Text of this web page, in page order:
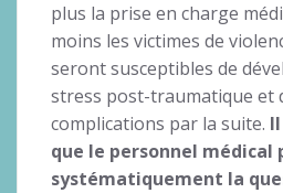
plus la prise en charge
moins les victimes de
seront susceptibles de
stress post-traumatique et
complications par la suite.
que le personnel médical
systématiquement la